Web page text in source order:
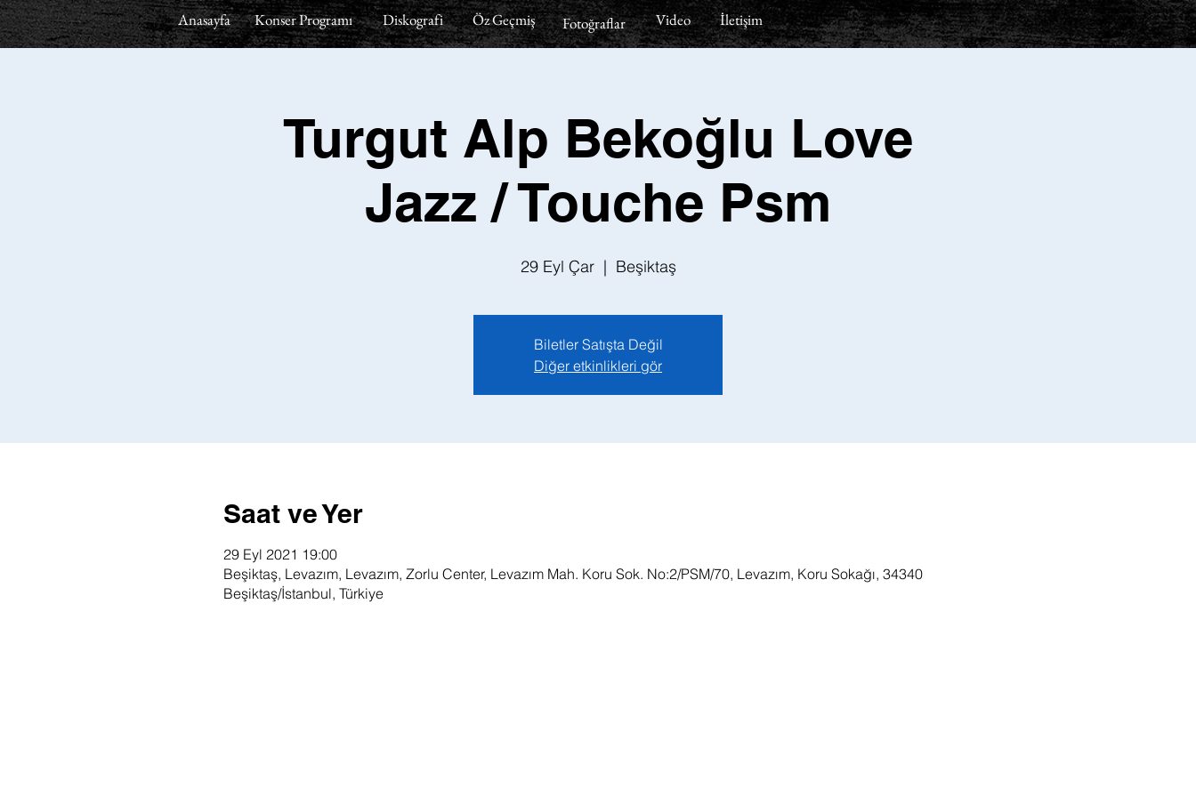
Anasayfa Konser Programı Diskografi Öz Geçmiş Fotoğraflar Video İletişim
Turgut Alp Bekoğlu Love
Jazz / Touche Psm
29 Eyl Çar
  |
Beşiktaş
Biletler Satışta Değil
Diğer etkinlikleri gör
Saat ve Yer
29 Eyl 2021 19:00
Beşiktaş, Levazım, Levazım, Zorlu Center, Levazım Mah. Koru Sok. No:2/PSM/70, Levazım, Koru Sokağı, 34340
Beşiktaş/İstanbul, Türkiye